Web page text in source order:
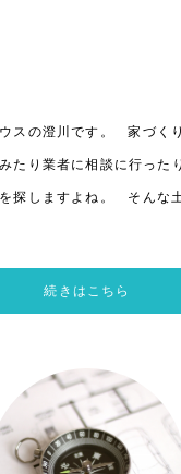
スの澄川です。 家づく
たり業者に相談に行った
探しますよね。 そんな
続きはこちら